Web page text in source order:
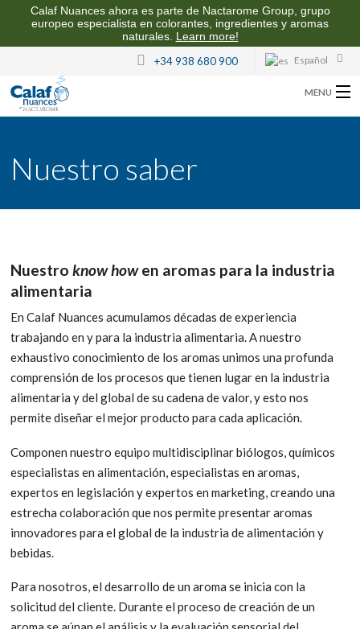
Calaf Nuances ahora es parte de Nactarome Group, grupo
europeo especialista en colorantes, ingredientes y aromas
naturales. Learn more!
Español
+34 938 680 900
MENU
AROMAS PARA LA INDUSTRIA ALIMENTARIA
CALIDAD Y SOSTENIBILIDAD
Nuestro saber
Nuestroknow howen aromas para la industria
alimentaria
En Calaf Nuances acumulamos décadas de experiencia
trabajando en y para la industria alimentaria. A nuestro
exhaustivo conocimiento de los aromas unimos una profunda
comprensión de los procesos que tienen lugar en la industria
alimentaria y del global de su cadena de valor, y esto nos
permite diseñar el mejor producto para cada aplicación.
Componen nuestro equipo multidisciplinar biólogos, químicos
especialistas en alimentación, especialistas en aromas,
expertos en legislación y expertos en marketing, creando una
estrecha colaboración que nos permite presentar aromas
innovadores para el global de la industria de alimentación y
bebidas.
Para nosotros, el desarrollo de un aroma se inicia con la
solicitud del cliente. Durante el proceso de creación de un